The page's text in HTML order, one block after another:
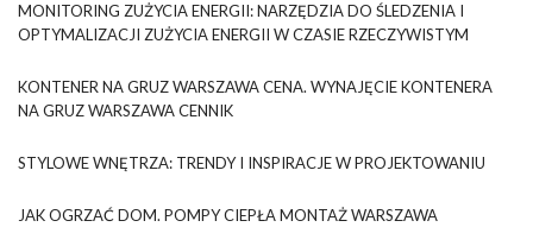
MONITORING ZUŻYCIA ENERGII: NARZĘDZIA DO ŚLEDZENIA I
OPTYMALIZACJI ZUŻYCIA ENERGII W CZASIE RZECZYWISTYM
KONTENER NA GRUZ WARSZAWA CENA. WYNAJĘCIE KONTENERA
NA GRUZ WARSZAWA CENNIK
STYLOWE WNĘTRZA: TRENDY I INSPIRACJE W PROJEKTOWANIU
JAK OGRZAĆ DOM. POMPY CIEPŁA MONTAŻ WARSZAWA